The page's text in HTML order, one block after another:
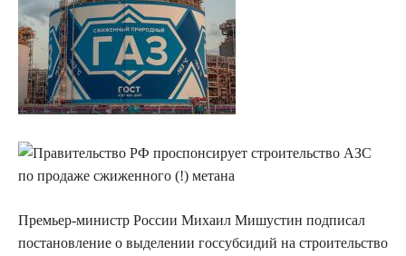
Премьер-министр России Михаил Мишустин подписал
постановление о выделении госсубсидий на строительство